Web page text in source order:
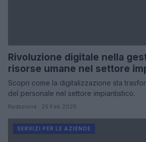
Rivoluzione digitale nella
risorse umane nel settore
Scopri come la digitalizzazione sta
del personale nel settore impiantistico.
Redazione · 25 Feb 2025
SERVIZI PER LE AZIENDE